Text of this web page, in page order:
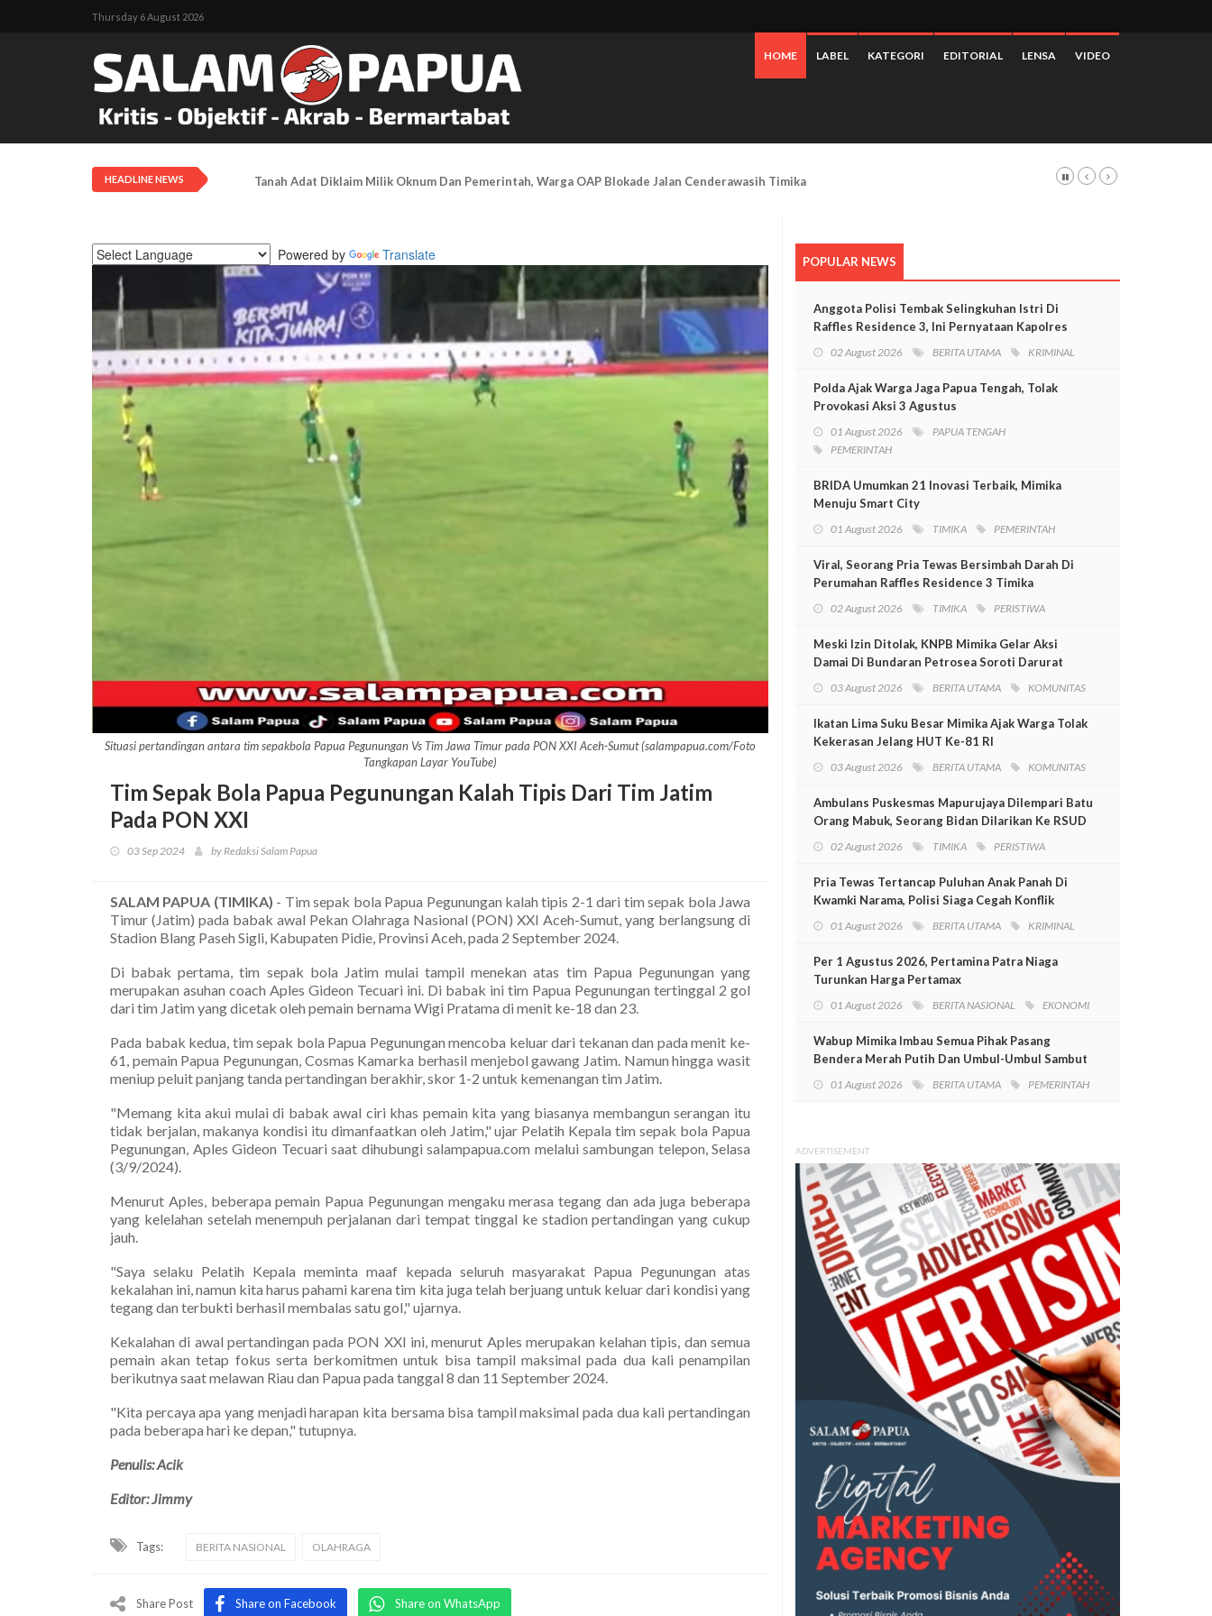
Thursday 6 August 2026
HOME LABEL KATEGORI EDITORIAL LENSA VIDEO
HEADLINE NEWS Tarif Transportasi Udara Dan Bensin Serta Perawatan Pribadi Picu Inflasi Timika Hingga Juli 2026 3,28 Persen
Powered by Translate
Situasi pertandingan antara tim sepakbola Papua Pegunungan Vs Tim Jawa Timur pada PON XXI Aceh-Sumut (salampapua.com/Foto
Tangkapan Layar YouTube)
Tim Sepak Bola Papua Pegunungan Kalah Tipis Dari Tim Jatim
Pada PON XXI
03 Sep 2024 by Redaksi Salam Papua
SALAM PAPUA (TIMIKA) - Tim sepak bola Papua Pegunungan kalah tipis 2-1 dari tim sepak bola Jawa
Timur (Jatim) pada babak awal Pekan Olahraga Nasional (PON) XXI Aceh-Sumut, yang berlangsung di
Stadion Blang Paseh Sigli, Kabupaten Pidie, Provinsi Aceh, pada 2 September 2024.
Di babak pertama, tim sepak bola Jatim mulai tampil menekan atas tim Papua Pegunungan yang
merupakan asuhan coach Aples Gideon Tecuari ini. Di babak ini tim Papua Pegunungan tertinggal 2 gol
dari tim Jatim yang dicetak oleh pemain bernama Wigi Pratama di menit ke-18 dan 23.
Pada babak kedua, tim sepak bola Papua Pegunungan mencoba keluar dari tekanan dan pada menit ke-
61, pemain Papua Pegunungan, Cosmas Kamarka berhasil menjebol gawang Jatim. Namun hingga wasit
meniup peluit panjang tanda pertandingan berakhir, skor 1-2 untuk kemenangan tim Jatim.
"Memang kita akui mulai di babak awal ciri khas pemain kita yang biasanya membangun serangan itu
tidak berjalan, makanya kondisi itu dimanfaatkan oleh Jatim," ujar Pelatih Kepala tim sepak bola Papua
Pegunungan, Aples Gideon Tecuari saat dihubungi salampapua.com melalui sambungan telepon, Selasa
(3/9/2024).
Menurut Aples, beberapa pemain Papua Pegunungan mengaku merasa tegang dan ada juga beberapa
yang kelelahan setelah menempuh perjalanan dari tempat tinggal ke stadion pertandingan yang cukup
jauh.
"Saya selaku Pelatih Kepala meminta maaf kepada seluruh masyarakat Papua Pegunungan atas
kekalahan ini, namun kita harus pahami karena tim kita juga telah berjuang untuk keluar dari kondisi yang
tegang dan terbukti berhasil membalas satu gol," ujarnya.
Kekalahan di awal pertandingan pada PON XXI ini, menurut Aples merupakan kelahan tipis, dan semua
pemain akan tetap fokus serta berkomitmen untuk bisa tampil maksimal pada dua kali penampilan
berikutnya saat melawan Riau dan Papua pada tanggal 8 dan 11 September 2024.
"Kita percaya apa yang menjadi harapan kita bersama bisa tampil maksimal pada dua kali pertandingan
pada beberapa hari ke depan," tutupnya.
Penulis: Acik
Editor: Jimmy
Tags: BERITA NASIONAL OLAHRAGA
Share Post Share on Facebook Share on WhatsApp
POPULAR NEWS
Anggota Polisi Tembak Selingkuhan Istri Di
Raffles Residence 3, Ini Pernyataan Kapolres
02 August 2026 BERITA UTAMA KRIMINAL
Polda Ajak Warga Jaga Papua Tengah, Tolak
Provokasi Aksi 3 Agustus
01 August 2026
PAPUA TENGAH
PEMERINTAH
BRIDA Umumkan 21 Inovasi Terbaik, Mimika
Menuju Smart City
01 August 2026 TIMIKA PEMERINTAH
Viral, Seorang Pria Tewas Bersimbah Darah Di
Perumahan Raffles Residence 3 Timika
02 August 2026 TIMIKA PERISTIWA
Meski Izin Ditolak, KNPB Mimika Gelar Aksi
Damai Di Bundaran Petrosea Soroti Darurat
03 August 2026 BERITA UTAMA KOMUNITAS
Ikatan Lima Suku Besar Mimika Ajak Warga Tolak
Kekerasan Jelang HUT Ke-81 RI
03 August 2026 BERITA UTAMA KOMUNITAS
Ambulans Puskesmas Mapurujaya Dilempari Batu
Orang Mabuk, Seorang Bidan Dilarikan Ke RSUD
02 August 2026 TIMIKA PERISTIWA
Pria Tewas Tertancap Puluhan Anak Panah Di
Kwamki Narama, Polisi Siaga Cegah Konflik
01 August 2026 BERITA UTAMA KRIMINAL
Per 1 Agustus 2026, Pertamina Patra Niaga
Turunkan Harga Pertamax
01 August 2026 BERITA NASIONAL EKONOMI
Wabup Mimika Imbau Semua Pihak Pasang
Bendera Merah Putih Dan Umbul-Umbul Sambut
01 August 2026 BERITA UTAMA PEMERINTAH
ADVERTISEMENT